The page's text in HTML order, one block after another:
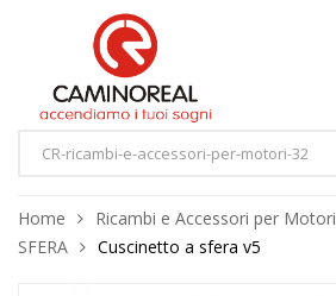
Home Ricambi e Accessori per Motori
SFERA
Cuscinetto a sfera v5